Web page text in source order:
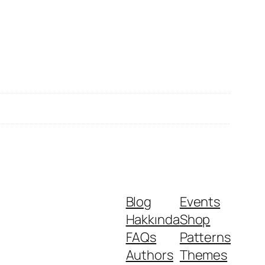
Blog
Hakkında
FAQs
Authors
Events
Shop
Patterns
Themes